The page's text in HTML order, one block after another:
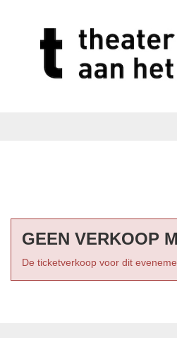
GEEN VERKOOP
De ticketverkoop voor dit